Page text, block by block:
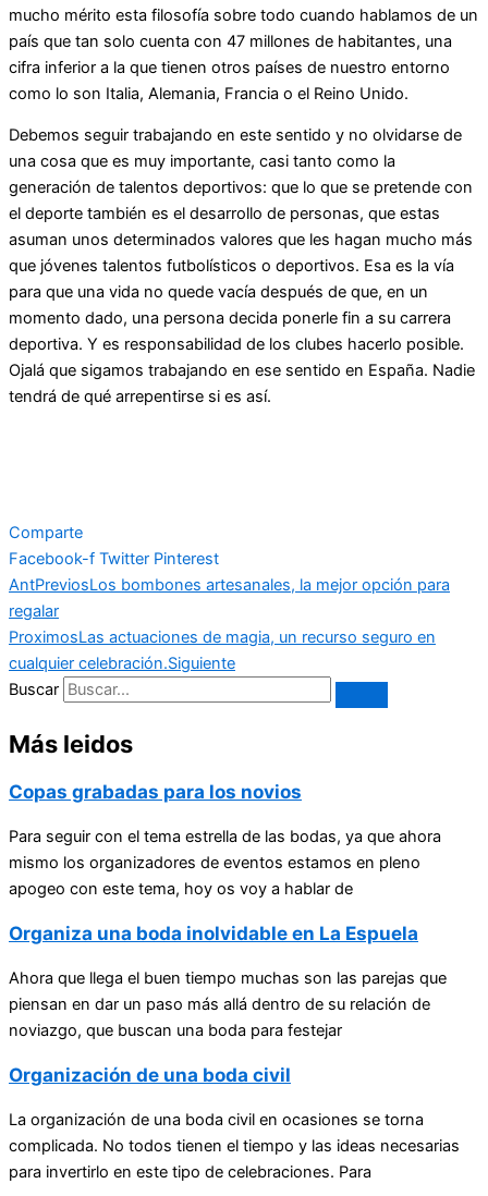
mucho mérito esta filosofía sobre todo cuando hablamos de un
país que tan solo cuenta con 47 millones de habitantes, una
cifra inferior a la que tienen otros países de nuestro entorno
como lo son Italia, Alemania, Francia o el Reino Unido.
Debemos seguir trabajando en este sentido y no olvidarse de
una cosa que es muy importante, casi tanto como la
generación de talentos deportivos: que lo que se pretende con
el deporte también es el desarrollo de personas, que estas
asuman unos determinados valores que les hagan mucho más
que jóvenes talentos futbolísticos o deportivos. Esa es la vía
para que una vida no quede vacía después de que, en un
momento dado, una persona decida ponerle fin a su carrera
deportiva. Y es responsabilidad de los clubes hacerlo posible.
Ojalá que sigamos trabajando en ese sentido en España. Nadie
tendrá de qué arrepentirse si es así.
Comparte
Facebook-f Twitter Pinterest
AntPreviosLos bombones artesanales, la mejor opción para
regalar
ProximosLas actuaciones de magia, un recurso seguro en
cualquier celebración.Siguiente
Buscar
Más leidos
Copas grabadas para los novios
Para seguir con el tema estrella de las bodas, ya que ahora
mismo los organizadores de eventos estamos en pleno
apogeo con este tema, hoy os voy a hablar de
Organiza una boda inolvidable en La Espuela
Ahora que llega el buen tiempo muchas son las parejas que
piensan en dar un paso más allá dentro de su relación de
noviazgo, que buscan una boda para festejar
Organización de una boda civil
La organización de una boda civil en ocasiones se torna
complicada. No todos tienen el tiempo y las ideas necesarias
para invertirlo en este tipo de celebraciones. Para